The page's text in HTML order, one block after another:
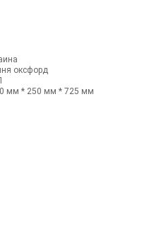
оксфорд
мм * 250 мм * 725 мм